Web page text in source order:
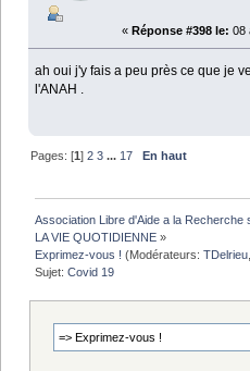
« Réponse #398 le: 08
ah oui j'y fais a peu près ce que je
l'ANAH .
Pages: [1]2 3 ... 17
En haut
Association Libre d'Aide a la Recherche
LA VIE QUOTIDIENNE »
Exprimez-vous ! (Modérateurs:TDelrieu
Sujet:Covid 19